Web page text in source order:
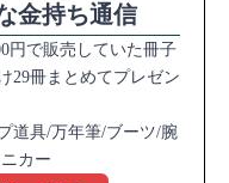
金持ち通信
円で販売していた冊子
29冊まとめてプレゼン
道具/万年筆/ブーツ/腕
カー